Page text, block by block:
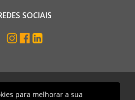
SOCIAIS
Todos os direitos reservados
para melhorar a sua